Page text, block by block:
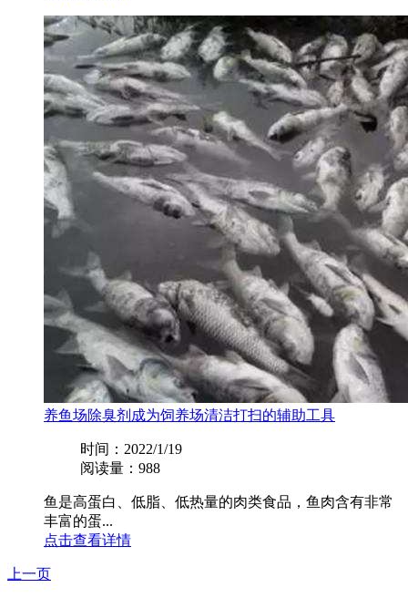
养鱼场除臭剂成为饲养场清洁打扫的辅助工具
时间：2022/1/19
阅读量：988
鱼是高蛋白、低脂、低热量的肉类食品，鱼肉含有非常
丰富的蛋...
点击查看详情
上一页